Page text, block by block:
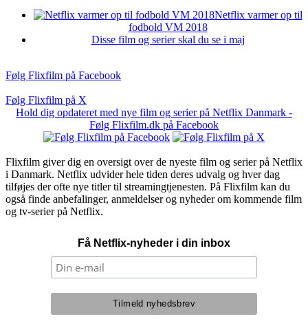
Netflix varmer op til
fodbold VM 2018
Disse film og serier skal du se i maj
Følg Flixfilm på Facebook
Følg Flixfilm på X
Hold dig opdateret med nye film og serier på Netflix Danmark -
Følg Flixfilm.dk på Facebook
Flixfilm giver dig en oversigt over de nyeste film og serier på Netflix
i Danmark. Netflix udvider hele tiden deres udvalg og hver dag
tilføjes der ofte nye titler til streamingtjenesten. På Flixfilm kan du
også finde anbefalinger, anmeldelser og nyheder om kommende film
og tv-serier på Netflix.
Få Netflix-nyheder i din inbox